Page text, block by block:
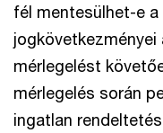
fél mentesülhet-e
jogkövetkezményei
mérlegelést
mérlegelés során
ingatlan